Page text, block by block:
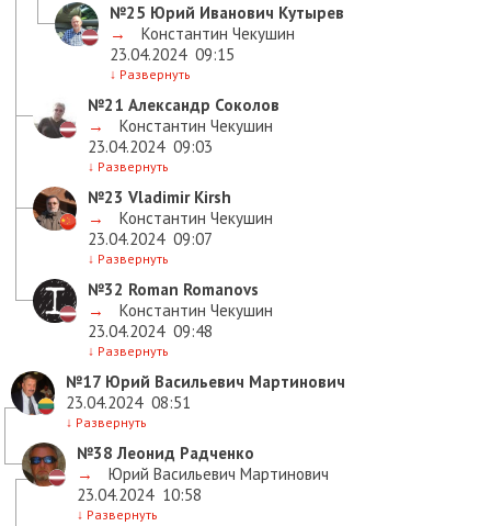
№25 Юрий Иванович Кутырев
→
Константин Чекушин
23.04.2024 09:15
↓ Развернуть
№21 Александр Соколов
→
Константин Чекушин
23.04.2024 09:03
↓ Развернуть
№23 Vladimir Kirsh
→
Константин Чекушин
23.04.2024 09:07
↓ Развернуть
№32 Roman Romanovs
→
Константин Чекушин
23.04.2024 09:48
↓ Развернуть
№17 Юрий Васильевич Мартинович
23.04.2024 08:51
↓ Развернуть
№38 Леонид Радченко
→
Юрий Васильевич Мартинович
23.04.2024 10:58
↓ Развернуть